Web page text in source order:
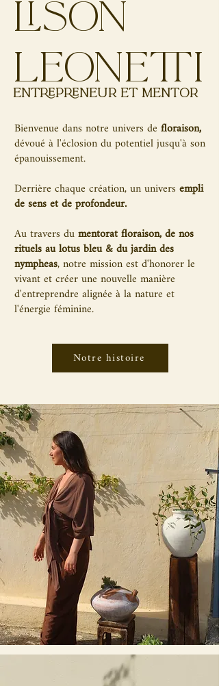
Entrepreneur et mentor
lison
leonetti
Bienvenue dans notre univers defloraison,
dévoué à l'éclosion du potentiel jusqu'à son
épanouissement.
Derrière chaque création, un universempli
de sens et de profondeur.
Au travers dumentorat floraison, de nos
rituels au lotus bleu & du jardin des
nympheas, notre mission est d'honorer le
vivant et créer une nouvelle manière
d'entreprendre alignée à la nature et
l'énergie féminine.
Notre histoire